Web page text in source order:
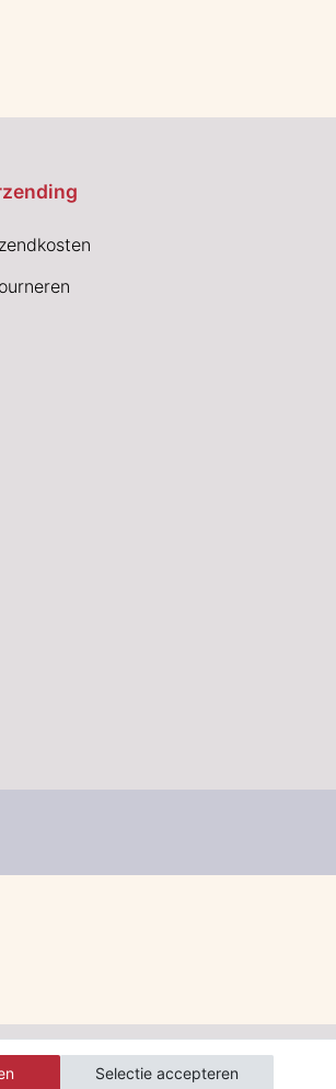
bestelwaarde van € 30.
Selectie accepteren